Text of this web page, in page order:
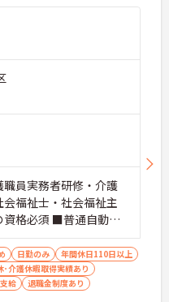
員実務者研修・介護
福祉士・社会福祉主
資格必須 ■普通自動車
須 ■未経験OK
日勤のみ
年間休日110日以上
･介護休暇取得実績あり
給 退職金制度あり